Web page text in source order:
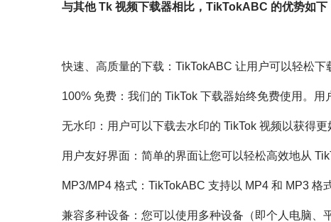
与其他 Tk 视频下载器相比，TikTokABC 的优势如下
快速、高质量的下载：TikTokABC 让用户可以轻松下
100% 免费：我们的 TikTok 下载器始终免费使用。
无水印：用户可以下载去水印的 TikTok 视频以获得更
用户友好界面：简单的界面让您可以轻松高效地从
MP3/MP4 格式：TikTokABC 支持以 MP4 和 MP3 格
兼容多种设备：您可以使用多种设备（即个人电脑、